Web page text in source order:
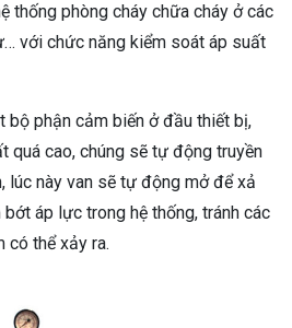
thống phòng cháy chữa cháy ở các
với chức năng kiểm soát áp suất
bộ phận cảm biến ở đầu thiết bị,
quá cao, chúng sẽ tự động truyền
lúc này van sẽ tự động mở để xả
áp lực trong hệ thống, tránh các
có thể xảy ra.